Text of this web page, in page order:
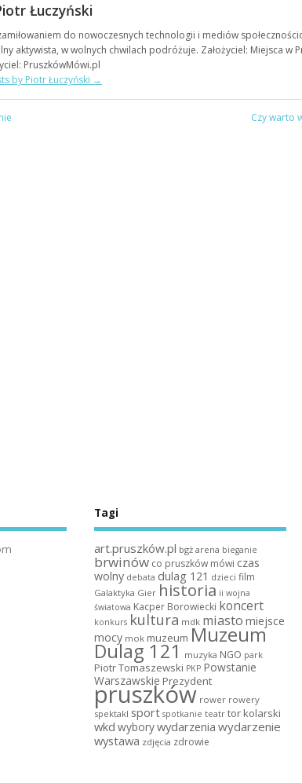
Łuczyński
do nowoczesnych technologii i mediów
aktywista, w wolnych chwilach podróżuje. Założyciel: Miejsca w
PruszkówMówi.pl
by Piotr Łuczyński →
Czy warto
Tagi
art.pruszków.pl bgż arena bieganie
brwinów co pruszków mówi czas
wolny debata dulag 121 dzieci film
Galaktyka Gier historia ii wojna
światowa Kacper Borowiecki koncert
konkurs kultura mdk miasto miejsce
mocy mok muzeum Muzeum
Dulag 121 muzyka NGO park
Piotr Tomaszewski PKP Powstanie
Warszawskie Prezydent
pruszków rower rowery
spektakl sport spotkanie teatr tor kolarski
wkd wyborywydarzenia wydarzenie
wystawa zdjęcia zdrowie